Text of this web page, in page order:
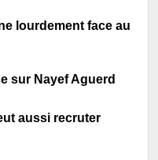
lourdement face au
sur Nayef Aguerd
aussi recruter